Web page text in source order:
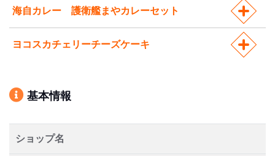
海自カレー 護衛艦まやカレーセット
ヨコスカチェリーチーズケーキ
基本情報
ショップ名